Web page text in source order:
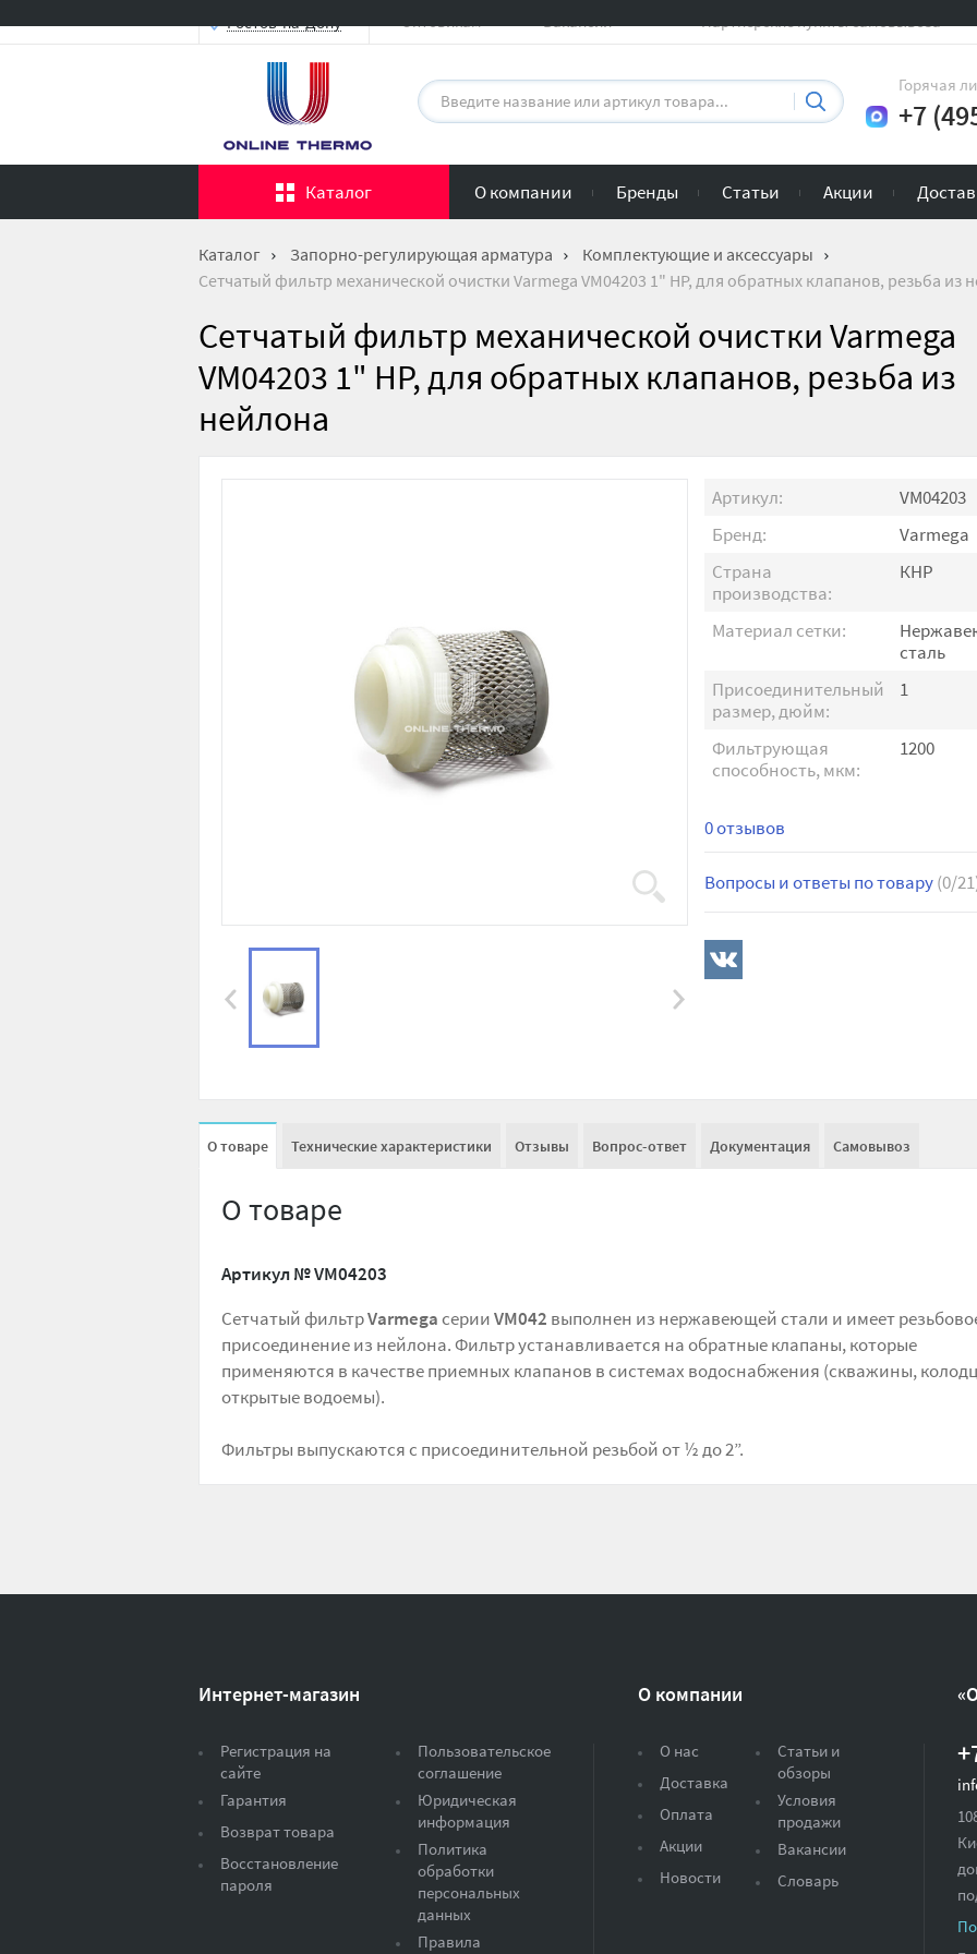
Ростов-на-Дону Оптовикам Вакансии Партнерские пункты самовывоза
Горячая
+7
Каталог О компании Бренды Статьи Акции
Каталог Запорно-регулирующая арматура
Комплектующие и аксессуары
Сетчатый фильтр механической очистки Varmega VM04203 1" НР, для обратных клапанов, резьба из
Сетчатый фильтр механической очистки Varmega
VM04203 1" НР, для обратных клапанов, резьба из
нейлона
Артикул:
VM04203
Бренд:
Varmega
Страна
производства:
КНР
Материал сетки:
сталь
Присоединительный
размер, дюйм:
1
Фильтрующая
способность, мкм:
1200
0 отзывов
Вопросы и ответы по товару(0/
О товаре Технические характеристики Отзывы Вопрос-ответ Документация Самовывоз
О товаре
Артикул №VM04203
Сетчатый фильтрVarmegaсерииVM042 выполнен из нержавеющей стали и имеет
присоединение из нейлона. Фильтр устанавливается на обратные клапаны, которые
применяются в качестве приемных клапанов в системах водоснабжения (скважины,
открытые водоемы).
Фильтры выпускаются с присоединительной резьбой от ½ до 2”.
Интернет-магазин
Регистрация на
сайте
Гарантия
Возврат товара
Восстановление
пароля
Пользовательское
соглашение
Юридическая
информация
Политика
обработки
персональных
данных
Правила
О компании
О нас
Доставка
Оплата
Акции
Новости
Статьи и
обзоры
Условия
продажи
Вакансии
Словарь